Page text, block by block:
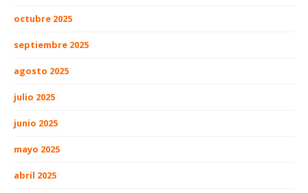
octubre 2025
septiembre 2025
agosto 2025
julio 2025
junio 2025
mayo 2025
abril 2025